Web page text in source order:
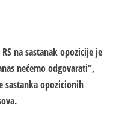
na sastanak opozicije je
nećemo odgovarati“,
sastanka opozicionih